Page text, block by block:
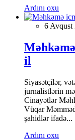
Ardını oxu
6 Avqust
il
Siyasətçilər,
jurnalistlərin
Cinayətlər
Vüqar
şahidlər ifadə...
Ardını oxu